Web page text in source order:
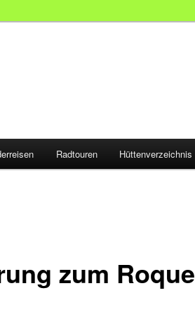
Radtouren Hüttenverzeichnis
zum Roque